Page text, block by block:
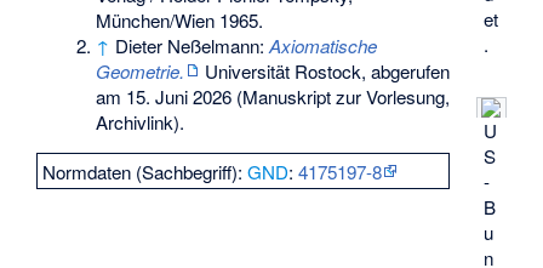
et
.
U
S
-
B
u
n
München/Wien 1965.
↑ Dieter Neßelmann:Axiomatische
Geometrie.
Universität Rostock, abgerufen
am 15. Juni 2026 (Manuskript zur Vorlesung,
Archivlink).
Normdaten (Sachbegriff):GND:4175197-8